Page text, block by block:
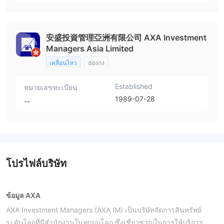
安盛投資管理亞洲有限公司 AXA Investment
Managers Asia Limited
เคลื่อนไหว ฮ่องกง
หมายเลขทะเบียน
--
Established
1989-07-28
โปรไฟล์บริษัท
ข้อมูล AXA
AXA Investment Managers (AXA IM) เป็นบริษัทจัดการสินทรัพย์
ระดับโลกที่มีสำนักงานในทุกมุมโลก ซึ่งเชี่ยวชาญในการให้บริการ